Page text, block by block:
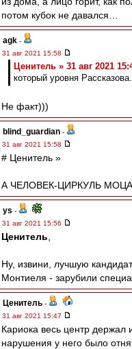
потом кубок не давался…
agk -
31 авг 2021 15:58
Ценитель » 31 авг 2021
который уровня Рассказова.
Не факт)))
blind_guardian -
31 авг 2021 15:58
# Ценитель »
А ЧЕЛОВЕК-ЦИРКУЛЬ
ys -
31 авг 2021 15:56
Ценитель
Ну, извини, лучшую
Монтиеля - зарубили
Ценитель -
31 авг 2021 15:47
Кариока весь центр держал
нарушения у него было